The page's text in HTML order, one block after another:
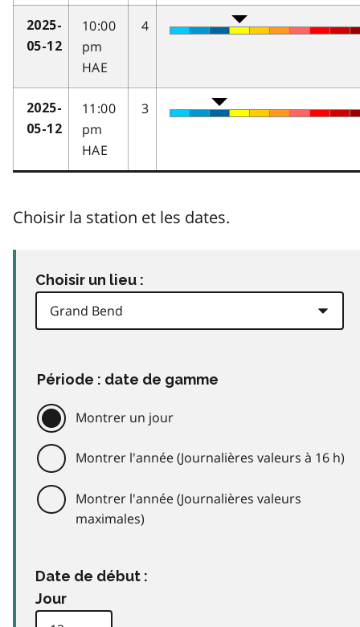
2025-
05-12
10:00
pm
HAE
4
2025-
05-12
11:00
pm
HAE
3
Choisir la station et les dates.
Choisir un lieu :
Période : date de gamme
Montrer un jour
Montrer l'année (Journalières valeurs à 16 h)
Montrer l'année (Journalières valeurs
maximales)
Date de début :
Jour